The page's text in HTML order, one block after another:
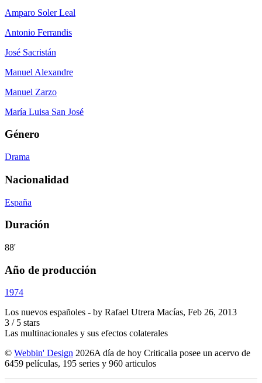
Amparo Soler Leal
Antonio Ferrandis
José Sacristán
Manuel Alexandre
Manuel Zarzo
María Luisa San José
Género
Drama
Nacionalidad
España
Duración
88'
Año de producción
1974
Los nuevos españoles - by Rafael Utrera Macías, Feb 26, 2013
3 / 5 stars
Las multinacionales y sus efectos colaterales
© Webbin' Design 2026A día de hoy Criticalia posee un acervo de
6459 películas, 195 series y 960 articulos